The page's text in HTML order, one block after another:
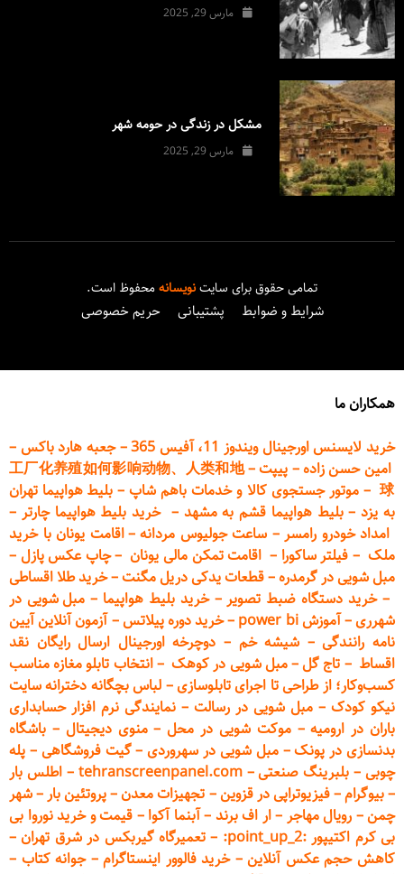
مارس 29, 2025
مشکل در زندگی در حومه شهر
مارس 29, 2025
تمامی حقوق برای سایتنویسانهمحفوظ است.
شرایط و ضوابط پشتیبانی حریم خصوصی
همکاران ما
خرید لایسنس اورجینال ویندوز 11، آفیس 365
–جعبه هارد باکس –
امین حسن زاده– پیپت–
工厂化养殖如何影响动物、人类和地
球
– موتور جستجوی کالا و خدمات باهم شاپ– بلیط هواپیما تهران
به یزد–بلیط هواپیما قشم به مشهد –خرید بلیط هواپیما چارتر –
امداد خودرو رامسر– ساعت جولیوس مردانه–اقامت یونان با خرید
ملک – فیلتر ساکورا – اقامت تمکن مالی یونان –چاپ عکس پازل –
مبل شویی در گرمدره–قطعاتیدکی دریل مگنت–خرید طلا اقساطی
–خرید دستگاه ضبط تصویر–خرید بلیط هواپیما –مبل شویی در
شهرری–آموزش power bi –خرید دورهپیلاتس–آزمون آنلاین آیین
نامه رانندگی– شیشه خم – دوچرخه اورجینال ارسال رایگان نقد
اقساط – تاج گل–مبل شویی در کوهک–انتخاب تابلو مغازه مناسب
کسب‌وکار؛ از طراحی تا اجرای تابلوسازی– لباس بچگانه دخترانه سایت
نیکو کودک – مبل شویی در رسالت – نمایندگی نرم افزار حسابداری
باران در ارومیه–موکت شویی در محل–منوی دیجیتال – باشگاه
بدنسازی در پونک–مبل شویی در سهروردی–گیت فروشگاهی – پله
چوبی – بلبرینگ صنعتی–
tehranscreenpanel.com
–اطلس بار
–بیوگرام–فیزیوتراپی در قزوین– تجهیزات معدن–پروتئین بار–شهر
چمن– رویال مهاجر –ار اف برند –آبنما آکوا – قیمت و خرید نوروا بی
بی کرم اکتیپور :point_up_2:
– تعمیرگاه گیربکس در شرق تهران–
کاهش حجم عکس آنلاین–خرید فالوور اینستاگرام–جوانه کتاب –